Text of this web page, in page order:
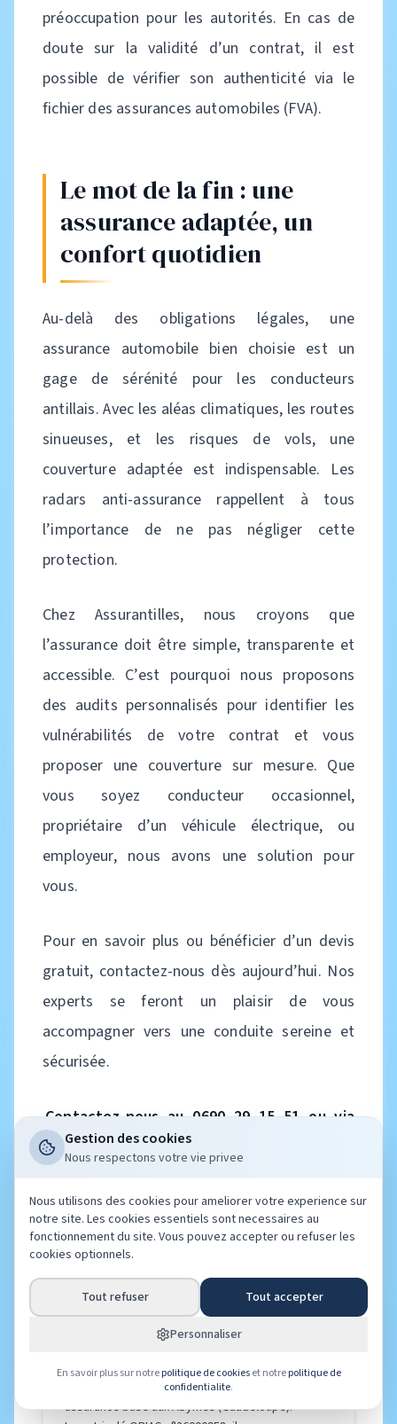
préoccupation pour les autorités. En cas de
doute sur la validité d’un contrat, il est
possible de vérifier son authenticité via le
fichier des assurances automobiles (FVA).
Le mot de la fin : une
assurance adaptée, un
confort quotidien
Au-delà des obligations légales, une
assurance automobile bien choisie est un
gage de sérénité pour les conducteurs
antillais. Avec les aléas climatiques, les routes
sinueuses, et les risques de vols, une
couverture adaptée est indispensable. Les
radars anti-assurance rappellent à tous
l’importance de ne pas négliger cette
protection.
Chez Assurantilles, nous croyons que
l’assurance doit être simple, transparente et
accessible. C’est pourquoi nous proposons
des audits personnalisés pour identifier les
vulnérabilités de votre contrat et vous
proposer une couverture sur mesure. Que
vous soyez conducteur occasionnel,
propriétaire d’un véhicule électrique, ou
employeur, nous avons une solution pour
vous.
Pour en savoir plus ou bénéficier d’un devis
gratuit, contactez-nous dès aujourd’hui. Nos
experts se feront un plaisir de vous
accompagner vers une conduite sereine et
sécurisée.
Contactez-nous au 0690 29 15 51 ou via
notre site web pour un diagnostic gratuit
LS
Lionel Seymour
Courtier en assurance immatriculé ORIAS
Fondateur d'Assurantilles, cabinet de courtage en
assurance basé aux Abymes (Guadeloupe).
Gestion des cookies
Nous respectons votre vie privee
Nous utilisons des cookies pour ameliorer votre experience sur
notre site. Les cookies essentiels sont necessaires au
fonctionnement du site. Vous pouvez accepter ou refuser les
cookies optionnels.
Tout refuser Tout accepter
Personnaliser
En savoir plus sur notre politique de cookies et notre politique de
confidentialite.